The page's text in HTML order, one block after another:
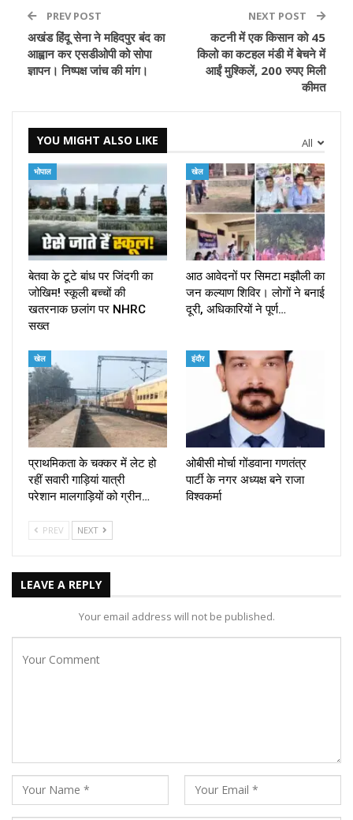
PREV POST
अखंड हिंदू सेना ने महिदपुर बंद का
आह्वान कर एसडीओपी को सोपा
ज्ञापन। निष्पक्ष जांच की मांग।
NEXT POST
कटनी में एक किसान को 45
किलो का कटहल मंडी में बेचने में
आईं मुश्किलें, 200 रुपए मिली
कीमत
All
YOU MIGHT ALSO LIKE
भोपाल
बेतवा के टूटे बांध पर जिंदगी का
जोखिम! स्कूली बच्चों की
खतरनाक छलांग पर NHRC
सख्त
खेल
आठ आवेदनों पर सिमटा मझौली का
जन कल्याण शिविर। लोगों ने बनाई
दूरी, अधिकारियों ने पूर्ण…
खेल
प्राथमिकता के चक्कर में लेट हो
रहीं सवारी गाड़ियां यात्री
परेशान मालगाड़ियों को ग्रीन…
इंदौर
ओबीसी मोर्चा गोंडवाना गणतंत्र
पार्टी के नगर अध्यक्ष बने राजा
विश्वकर्मा
PREV NEXT
LEAVE A REPLY
Your email address will not be published.